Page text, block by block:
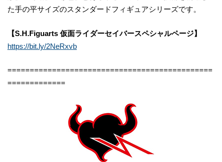
た手の平サイズのスタンダードフィギュアシリーズです。
【S.H.Figuarts 仮面ライダーセイバースペシャルページ】
https://bit.ly/2NeRxvb
==============================================
=============